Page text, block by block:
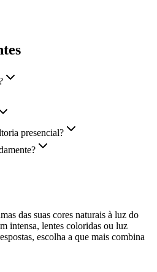
presencial?
das suas cores naturais à luz do
intensa, lentes coloridas ou luz
escolha a que mais combina